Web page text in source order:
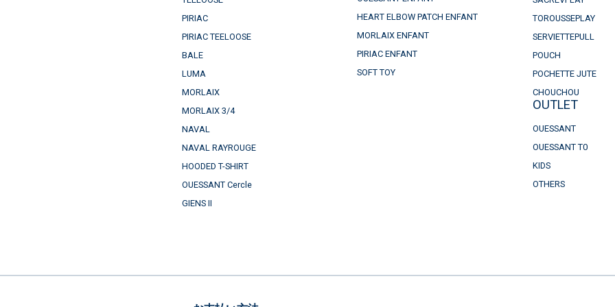
PIRIAC
PIRIAC TEELOOSE
BALE
LUMA
MORLAIX
MORLAIX 3/4
NAVAL
NAVAL RAYROUGE
HOODED T-SHIRT
OUESSANT Cercle
GIENS II
HEART ELBOW PATCH ENFANT
MORLAIX ENFANT
PIRIAC ENFANT
SOFT TOY
TOROUSSEPLAY
SERVIETTEPULL
POUCH
POCHETTE JUTE
CHOUCHOU
OUTLET
OUESSANT
OUESSANT T0
KIDS
OTHERS